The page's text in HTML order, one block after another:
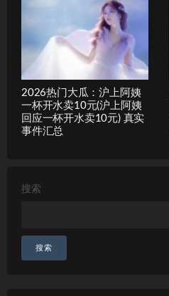
2026热门大瓜：沪上阿姨
一杯开水卖10元(沪上阿姨
回应一杯开水卖10元) 真实
事件汇总
搜索
搜索